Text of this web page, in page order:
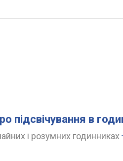
підсвічування в
і розумних годинниках